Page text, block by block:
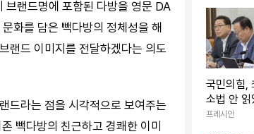
랜드명에 포함된 다방을 영문 DA
화를 담은 빽다방의 정체성을 해
랜드 이미지를 전달하겠다는 의도
드라는 점을 시각적으로 보여주는
빽다방의 친근하고 경쾌한 이미
국민의힘,
소법 안 읽
데타 책임"
프레시안